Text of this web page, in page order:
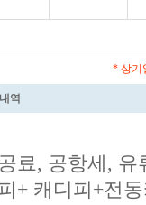
* 상기
역
료, 공항세, 유
+ 캐디피+전